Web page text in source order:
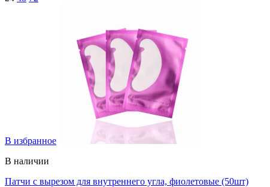
В избранное
В наличии
Патчи с вырезом для внутреннего угла, фиолетовые (50шт)